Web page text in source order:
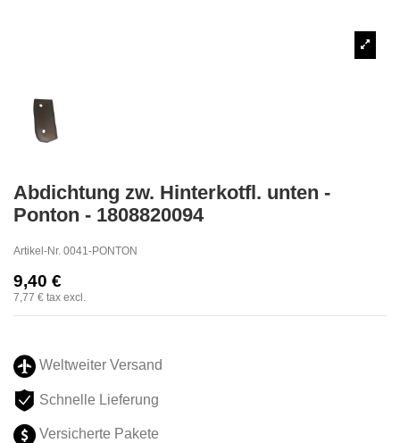
Abdichtung zw. Hinterkotfl. unten -
Ponton - 1808820094
Artikel-Nr. 0041-PONTON
9,40 €
7,77 € tax excl.
Weltweiter Versand
Schnelle Lieferung
Versicherte Pakete